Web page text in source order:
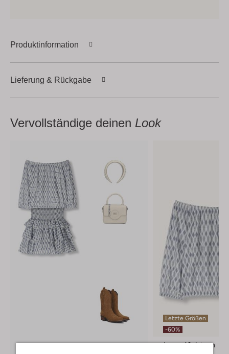
Produktinformation
Lieferung & Rückgabe
Vervollständige deinen Look
Letzte Größen
-60%
Looxs 10sixteen